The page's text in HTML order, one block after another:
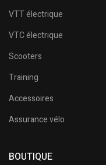
VTT électrique
VTC électrique
Scooters
Training
Accessoires
Assurance vélo
BOUTIQUE